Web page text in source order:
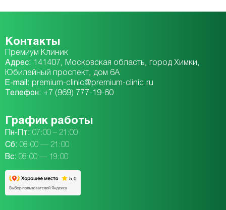
Контакты
Премиум Клиник
Адрес: 141407, Московская область, город Химки,
Юбилейный проспект, дом 6А
E-mail: premium-clinic@premium-clinic.ru
Телефон: +7 (969) 777-19-60
График работы
Пн-Пт: 07:00 – 21:00
Сб: 08:00 — 21:00
Вc: 08:00 — 19:00